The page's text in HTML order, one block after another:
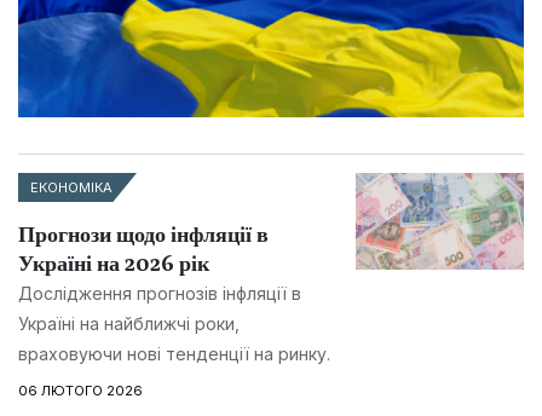
ЕКОНОМІКА
Прогнози щодо інфляції в
Україні на 2026 рік
Дослідження прогнозів інфляції в
Україні на найближчі роки,
враховуючи нові тенденції на ринку.
06 ЛЮТОГО 2026